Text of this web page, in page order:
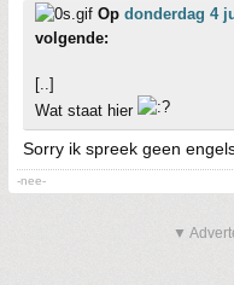
Op donderdag 4
volgende:
[..]
Wat staat hier
Sorry ik spreek geen
-nee-
▼